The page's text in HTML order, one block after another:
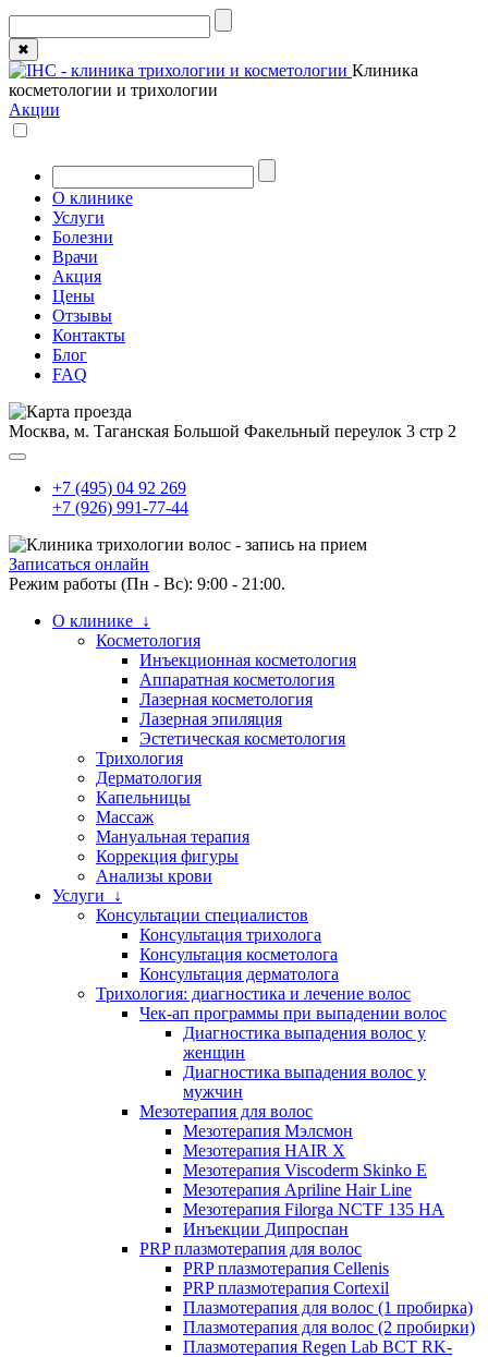
✖
Клиника
косметологии и трихологии
Акции
О клинике
Услуги
Болезни
Врачи
Акция
Цены
Отзывы
Контакты
Блог
FAQ
Москва, м. Таганская Большой Факельный переулок 3 стр 2
+7 (495) 04 92 269
+7 (926) 991-77-44
Записаться онлайн
Режим работы (Пн - Вс): 9:00 - 21:00.
О клинике ↓
Косметология
Инъекционная косметология
Аппаратная косметология
Лазерная косметология
Лазерная эпиляция
Эстетическая косметология
Трихология
Дерматология
Капельницы
Массаж
Мануальная терапия
Коррекция фигуры
Анализы крови
Услуги ↓
Консультации специалистов
Консультация трихолога
Консультация косметолога
Консультация дерматолога
Трихология: диагностика и лечение волос
Чек-ап программы при выпадении волос
Диагностика выпадения волос у
женщин
Диагностика выпадения волос у
мужчин
Мезотерапия для волос
Мезотерапия Мэлсмон
Мезотерапия HAIR X
Мезотерапия Viscoderm Skinko E
Мезотерапия Apriline Hair Line
Мезотерапия Filorga NCTF 135 HA
Инъекции Дипроспан
PRP плазмотерапия для волос
PRP плазмотерапия Cellenis
PRP плазмотерапия Cortexil
Плазмотерапия для волос (1 пробирка)
Плазмотерапия для волос (2 пробирки)
Плазмотерапия Regen Lab BCT RK-